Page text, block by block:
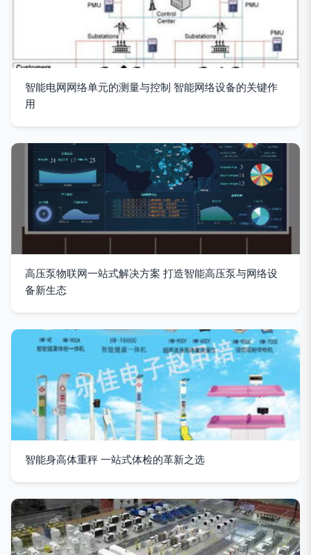
智能电网网络单元的测量与控制 智能网络设备的关键作
用
高压泵物联网一站式解决方案 打造智能高压泵与网络设
备新生态
智能身高体重秤 一站式体检的革新之选